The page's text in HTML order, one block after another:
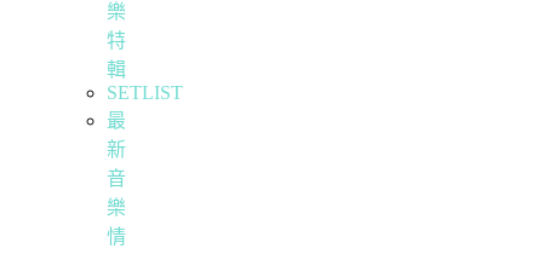
樂
特
輯
SETLIST
最
新
音
樂
情